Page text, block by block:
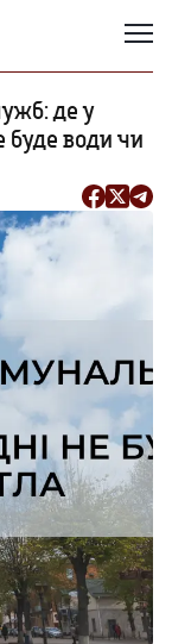
де у
буде води чи